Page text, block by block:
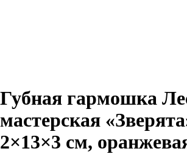
Губная гармошка
мастерская
2×13×3 см,